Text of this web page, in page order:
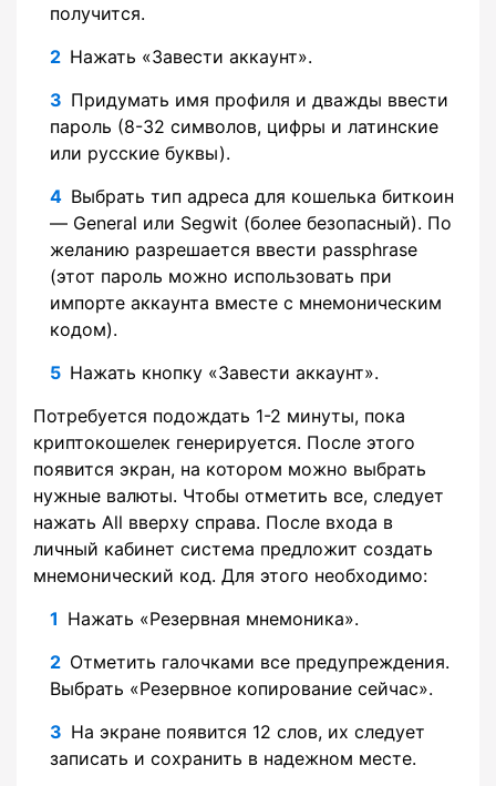
получится.
Нажать «Завести аккаунт».
Придумать имя профиля и дважды ввести
пароль (8-32 символов, цифры и латинские
или русские буквы).
Выбрать тип адреса для кошелька биткоин
— General или Segwit (более безопасный). По
желанию разрешается ввести passphrase
(этот пароль можно использовать при
импорте аккаунта вместе с мнемоническим
кодом).
Нажать кнопку «Завести аккаунт».
Потребуется подождать 1-2 минуты, пока
криптокошелек генерируется. После этого
появится экран, на котором можно выбрать
нужные валюты. Чтобы отметить все, следует
нажать All вверху справа. После входа в
личный кабинет система предложит создать
мнемонический код. Для этого необходимо:
Нажать «Резервная мнемоника».
Отметить галочками все предупреждения.
Выбрать «Резервное копирование сейчас».
На экране появится 12 слов, их следует
записать и сохранить в надежном месте.